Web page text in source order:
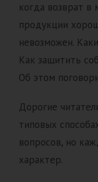
когда возврат в
продукции
невозможен.
Как защитить
Об этом
Дорогие
типовых
вопросов, но
характер.